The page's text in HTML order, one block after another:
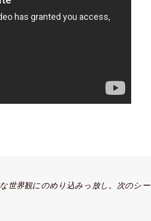
世界観にのめり込みっ放し。次のシー